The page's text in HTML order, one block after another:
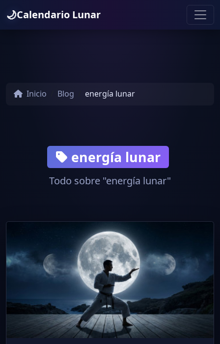
🌙Calendario Lunar
Inicio Blog energía lunar
energía lunar
Todo sobre "energía lunar"